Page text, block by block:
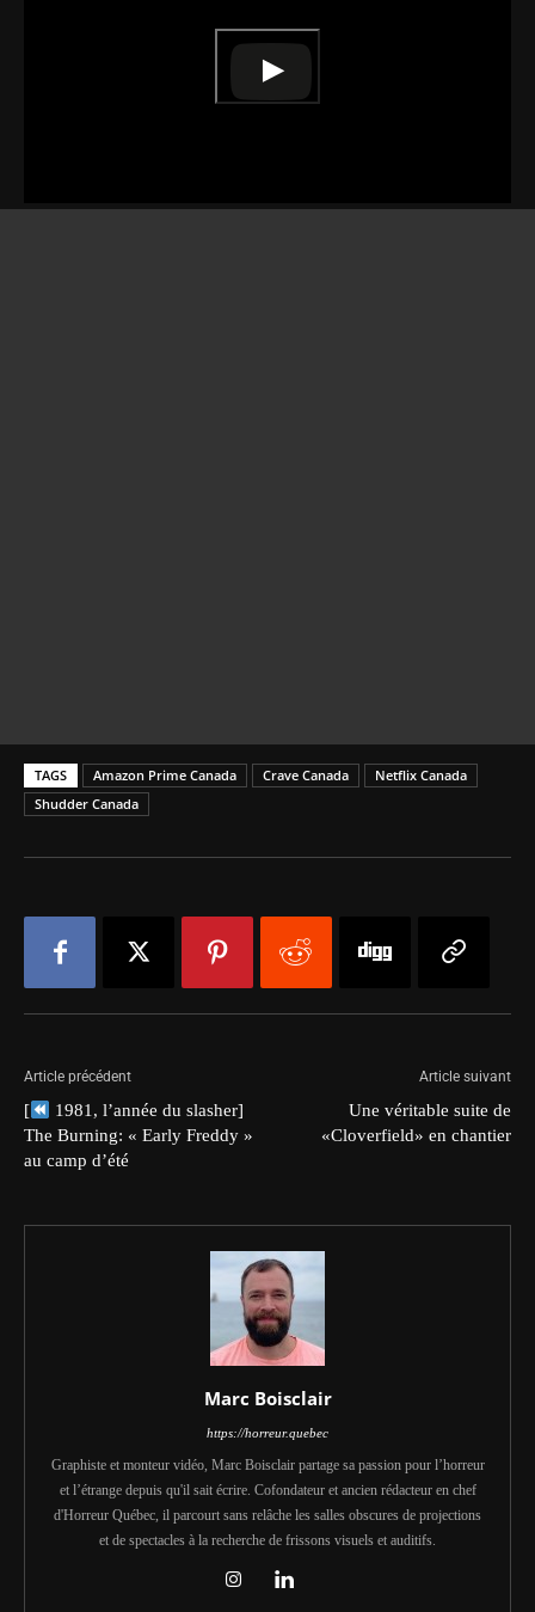
TAGS Amazon Prime Canada Crave Canada
Netflix Canada
Shudder Canada
Article précédent
[
1981, l’année du slasher]
The Burning: « Early Freddy »
au camp d’été
Article suivant
Une véritable suite de
«Cloverfield» en chantier
Marc Boisclair
https://horreur.quebec
Graphiste et monteur vidéo, Marc Boisclair partage sa passion pour l’horreur
et l’étrange depuis qu'il sait écrire. Cofondateur et ancien rédacteur en chef
d'Horreur Québec, il parcourt sans relâche les salles obscures de projections
et de spectacles à la recherche de frissons visuels et auditifs.